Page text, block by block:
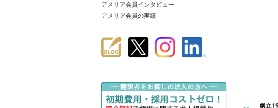
アメリア会員インタビュー
アメリア会員の実績